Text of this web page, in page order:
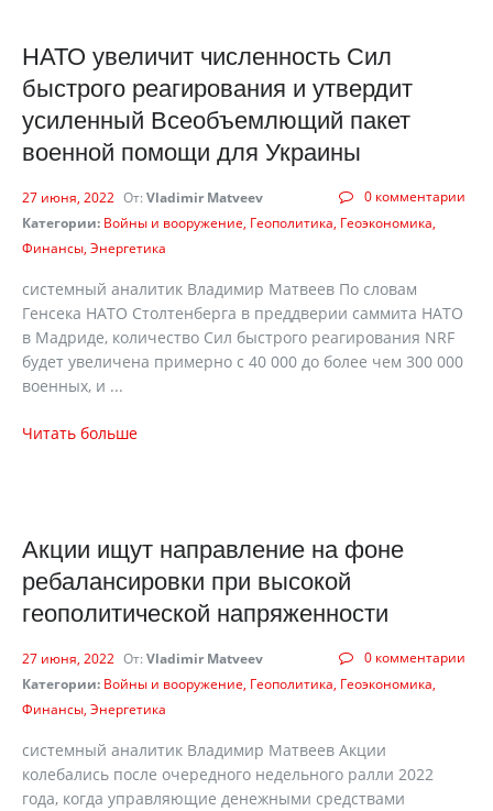
НАТО увеличит численность Сил
быстрого реагирования и утвердит
усиленный Всеобъемлющий пакет
военной помощи для Украины
0 комментарии
27 июня, 2022 От: Vladimir Matveev
Категории: Войны и вооружение Геополитика Геоэкономика
Финансы Энергетика
системный аналитик Владимир Матвеев По словам
Генсека НАТО Столтенберга в преддверии саммита НАТО
в Мадриде, количество Сил быстрого реагирования NRF
будет увеличена примерно с 40 000 до более чем 300 000
военных, и ...
Читать больше
Акции ищут направление на фоне
ребалансировки при высокой
геополитической напряженности
0 комментарии
27 июня, 2022 От: Vladimir Matveev
Категории: Войны и вооружение Геополитика Геоэкономика
Финансы Энергетика
системный аналитик Владимир Матвеев Акции
колебались после очередного недельного ралли 2022
года, когда управляющие денежными средствами